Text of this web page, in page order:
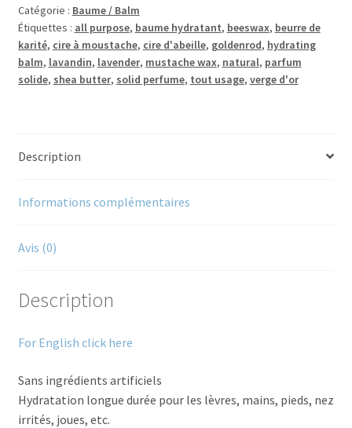
t'aux
champsBalm125
ml
Catégorie : Baume / Balm
Étiquettes : all purpose, baume hydratant, beeswax, beurre de
karité, cire à moustache, cire d'abeille, goldenrod, hydrating
balm, lavandin, lavender, mustache wax, natural, parfum
solide, shea butter, solid perfume, tout usage, verge d'or
Description
Informations complémentaires
Avis (0)
Description
For English click here
Sans ingrédients artificiels
Hydratation longue durée pour les lèvres, mains, pieds, nez
irrités, joues, etc.